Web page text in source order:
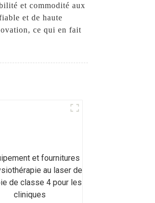
et commodité aux
et de haute
ce qui en fait